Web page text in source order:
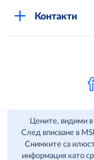
METRO AG
Контакти
Цените, видими в
След вписване в
Снимките са
информация като